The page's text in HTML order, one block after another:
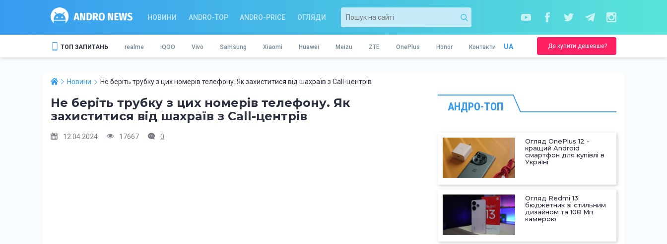
НОВИНИ ANDRO-TOP ANDRO-PRICE ОГЛЯДИ
ТОП ЗАПИТАНЬ realme iQOO Vivo Samsung Xiaomi Huawei Meizu ZTE OnePlus Honor Контакти UA Де купити дешевше?
Новини Не беріть трубку з цих номерів телефону. Як захиститися від шахраїв з Call-центрів
Не беріть трубку з цих номерів телефону. Як
захиститися від шахраїв з Call-центрів
12.04.2024 17667 0
АНДРО-ТОП
Огляд OnePlus 12 -
кращий Android
смартфон для купівлі в
Україні
Огляд Redmi 13:
бюджетник зі стильним
дизайном та 108 Мп
камерою